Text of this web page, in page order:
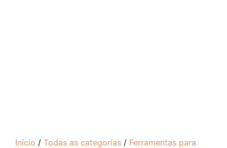
Início / Todas as categorias / Ferramentas para